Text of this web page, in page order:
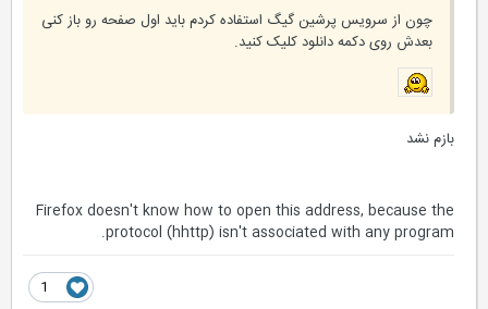
چون از سرویس پرشین گیگ استفاده کردم باید اول صفحه رو باز کنی
بعدش روی دکمه دانلود کلیک کنید.
بازم نشد
Firefox doesn't know how to open this address, because the
protocol (hhttp) isn't associated with any program.